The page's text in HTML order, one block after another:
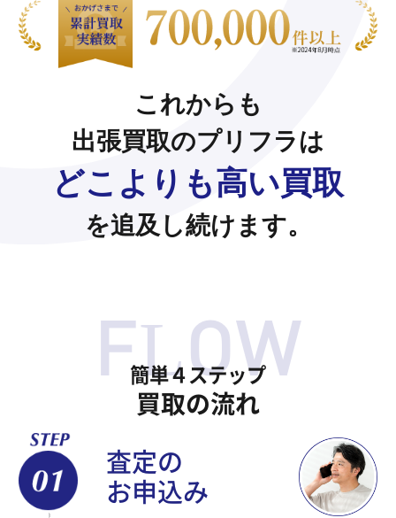
これからも
出張買取のプリフラは
どこよりも高い買取
を追及し続けます。
簡単４ステップ
買取の流れ
査定の
お申込み